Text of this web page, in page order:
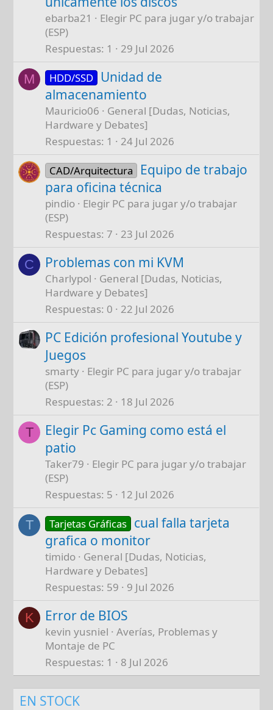
ebarba21
Elegir PC para jugar y/o trabajar
(ESP)
Respuestas 1 29 Jul 2026
M HDD/SSD Unidad de
almacenamiento
Mauricio06
General [Dudas, Noticias,
Hardware y Debates]
Respuestas 1 24 Jul 2026
CAD/Arquitectura
Equipo de trabajo
para oficina técnica
pindio
Elegir PC para jugar y/o trabajar
(ESP)
Respuestas 7 23 Jul 2026
C Problemas con mi KVM
Charlypol
General [Dudas, Noticias,
Hardware y Debates]
Respuestas 0 22 Jul 2026
PC Edición profesional Youtube y
Juegos
smarty
Elegir PC para jugar y/o trabajar
(ESP)
Respuestas 2 18 Jul 2026
T
Elegir Pc Gaming como está el
patio
Taker79
Elegir PC para jugar y/o trabajar
(ESP)
Respuestas 5 12 Jul 2026
T Tarjetas Gráficas cual falla tarjeta
grafica o monitor
timido
General [Dudas, Noticias,
Hardware y Debates]
Respuestas 59 9 Jul 2026
K Error de BIOS
kevin yusniel
Averías, Problemas y
Montaje de PC
Respuestas 1 8 Jul 2026
EN STOCK